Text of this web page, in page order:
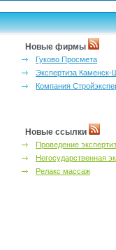
Новые фирмы
Гуково Просмета
Экспертиза Каменск-
Компания
Новые ссылки
Проведение
Негосударственная
Релакс массаж